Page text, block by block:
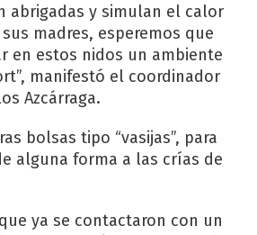
abrigadas y simulan el calor
madres, esperemos que
en estos nidos un ambiente
manifestó el coordinador
Azcárraga.
bolsas tipo “vasijas”, para
alguna forma a las crías de
ya se contactaron con un